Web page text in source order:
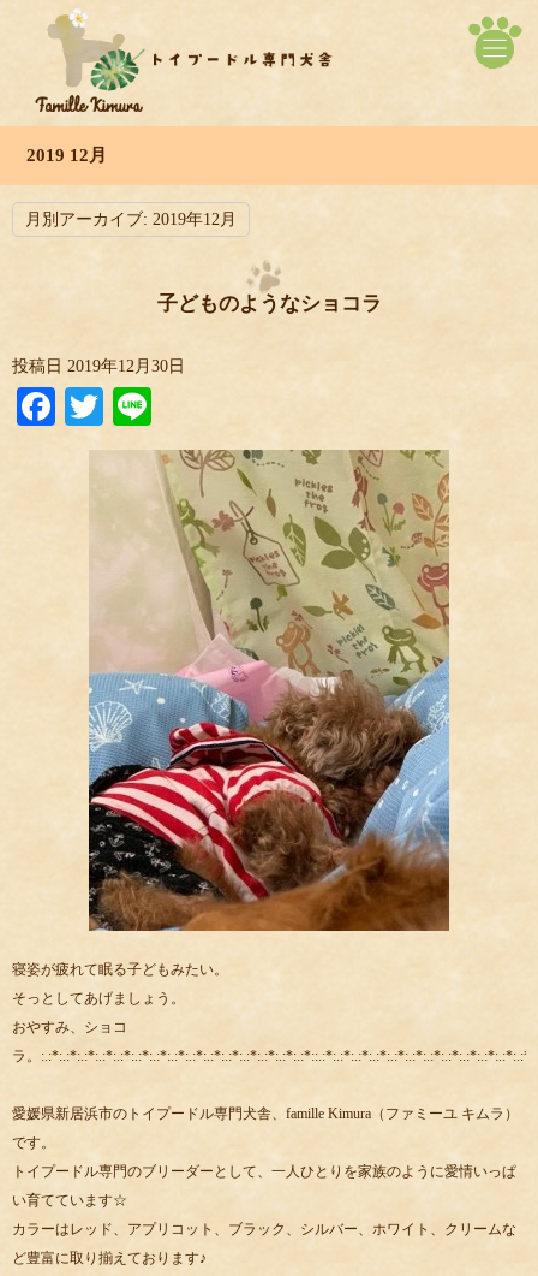
2019 12月
月別アーカイブ: 2019年12月
子どものようなショコラ
投稿日 2019年12月30日
Facebook
Twitter
寝姿が疲れて眠る子どもみたい。
そっとしてあげましょう。
おやすみ、ショコ
ラ。
愛媛県新居浜市のトイプードル専門犬舎、famille Kimura（ファミーユ キムラ）
です。
トイプードル専門のブリーダーとして、一人ひとりを家族のように愛情いっぱ
い育てています☆
カラーはレッド、アプリコット、ブラック、シルバー、ホワイト、クリームな
ど豊富に取り揃えております♪